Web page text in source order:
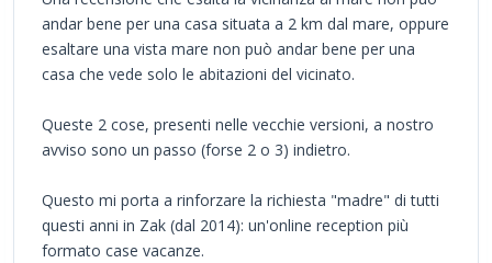
andar bene per una casa situata a 2 km dal mare, oppure
esaltare una vista mare non può andar bene per una
casa che vede solo le abitazioni del vicinato.
Queste 2 cose, presenti nelle vecchie versioni, a nostro
avviso sono un passo (forse 2 o 3) indietro.
Questo mi porta a rinforzare la richiesta "madre" di tutti
questi anni in Zak (dal 2014): un'online reception più
formato case vacanze.